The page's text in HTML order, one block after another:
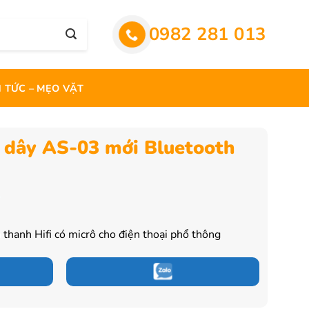
0982 281 013
TỨC – MẸO VẶT
AS-03 mới Bluetooth
₫.
Hifi có micrô cho điện thoại phổ thông